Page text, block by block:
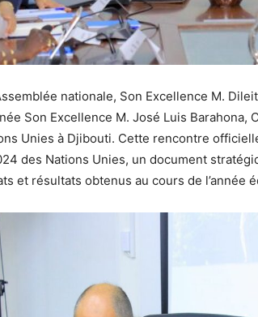
nationale, Son Excellence M.
Son Excellence M. José Luis Barahona,
Unies à Djibouti. Cette rencontre
des Nations Unies, un document
et résultats obtenus au cours de l’année